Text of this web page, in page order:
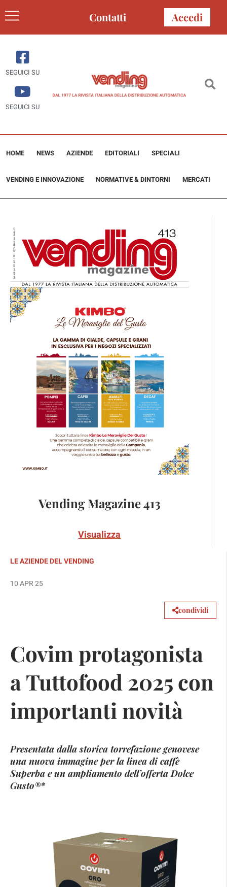
Contatti Accedi
SEGUICI SU
SEGUICI SU
HOME NEWS AZIENDE EDITORIALI SPECIALI
VENDING E INNOVAZIONE NORMATIVE & DINTORNI MERCATI
Vending Magazine 413
Visualizza
LE AZIENDE DEL VENDING
10 APR 25
condividi
Covim protagonista
a Tuttofood 2025 con
importanti novità
Presentata dalla storica torrefazione genovese
una nuova immagine per la linea di caffè
Superba e un ampliamento dell’offerta Dolce
Gusto®*